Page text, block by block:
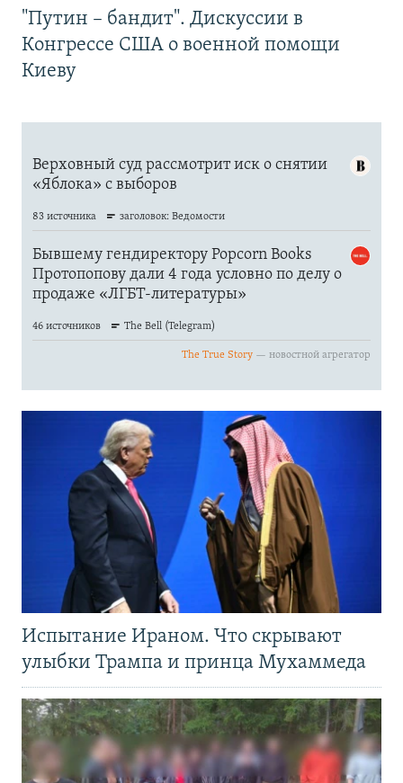
"Путин – бандит". Дискуссии в
Конгрессе США о военной помощи
Киеву
Испытание Ираном. Что скрывают
улыбки Трампа и принца Мухаммеда